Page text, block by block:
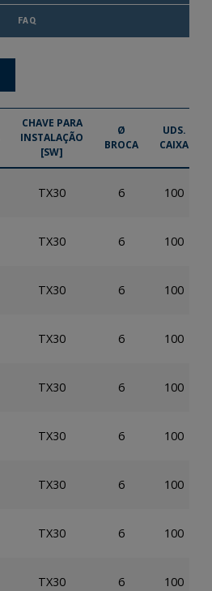
FAQ
CHAVE PARA
INSTALAÇÃO
[SW]
Ø
BROCA
UDS.
CAIXA
TX30 6 100
TX30 6 100
TX30 6 100
TX30 6 100
TX30 6 100
TX30 6 100
TX30 6 100
TX30 6 100
TX30 6 100